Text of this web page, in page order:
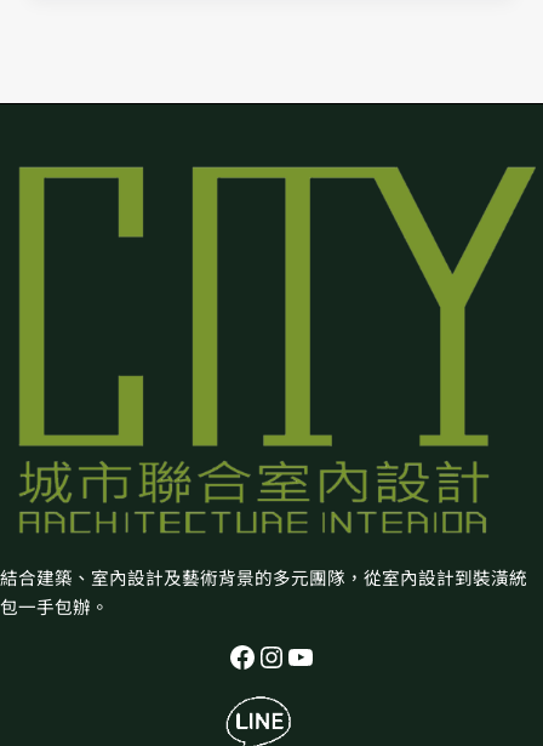
結合建築、室內設計及藝術背景的多元團隊，從室內設計到裝潢統
包一手包辦。